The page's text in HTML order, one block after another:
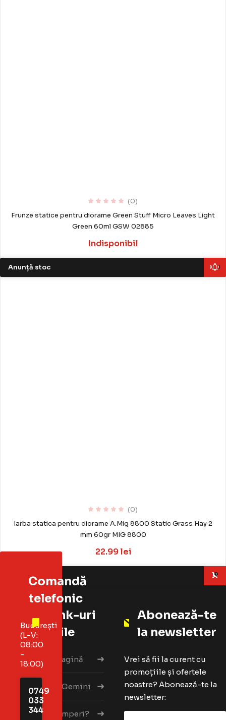
(0)
Frunze statice pentru diorame Green Stuff Micro Leaves Light
Green 60ml GSW 02885
Indisponibil
Anunță stoc
(0)
Iarba statica pentru diorame A.Mig 8800 Static Grass Hay 2
mm 60gr MIG 8800
22.99 lei
Adaugă în coș
Comandă
telefonic
București
(L-V:
08:00
-
18:00)
0749
033
344
Link-uri
utile
Prima pagină
Despre Gemini
Cum cumperi?
Abonează-te
la newsletter
Vrei să fii la curent cu
promoțiile și ofertele
noastre? Abonează-te la
newsletter: